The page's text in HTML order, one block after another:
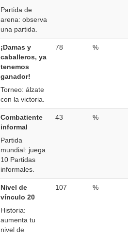
Partida de
arena: observa
una partida.
¡Damas y
caballeros, ya
tenemos
ganador!
Torneo: álzate
con la victoria.
78 %
Combatiente
informal
Partida
mundial: juega
10 Partidas
informales.
43 %
Nivel de
vínculo 20
Historia:
aumenta tu
nivel de
107 %